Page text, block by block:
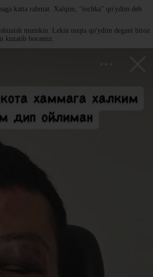
katta rahmat. Xalqim, "tochka" qo'ydim deb
mumkin. Lekin nuqta qo'ydim degani biroz
kuzatib boramiz.